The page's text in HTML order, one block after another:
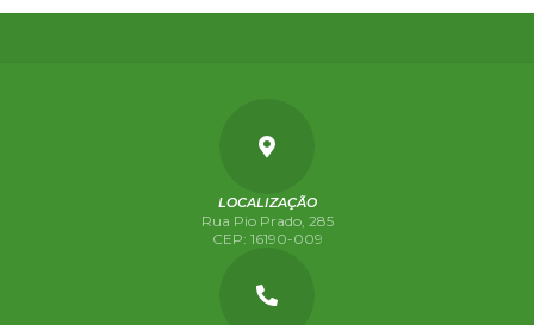
LOCALIZAÇÃO
Rua Pio Prado, 285
CEP: 16190-009